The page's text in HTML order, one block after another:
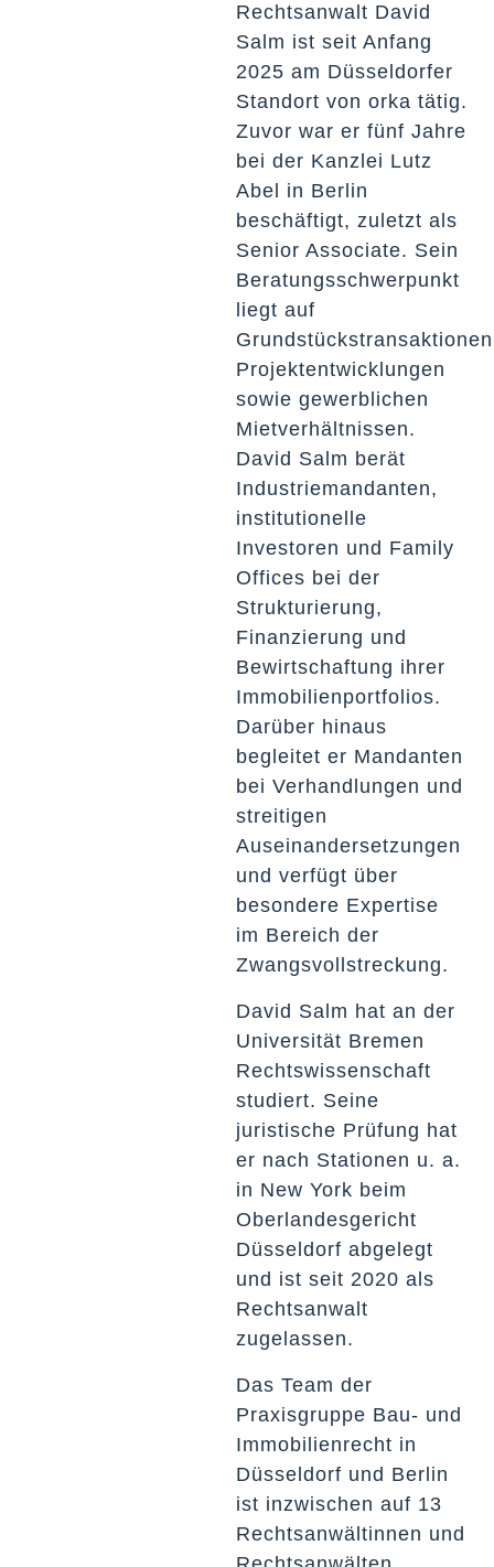
Rechtsanwalt David
Salm ist seit Anfang
2025 am Düsseldorfer
Standort von orka tätig.
Zuvor war er fünf Jahre
bei der Kanzlei Lutz
Abel in Berlin
beschäftigt, zuletzt als
Senior Associate. Sein
Beratungsschwerpunkt
liegt auf
Projektentwicklungen
sowie gewerblichen
Mietverhältnissen.
David Salm berät
Industriemandanten,
institutionelle
Investoren und Family
Offices bei der
Strukturierung,
Finanzierung und
Bewirtschaftung ihrer
Immobilienportfolios.
Darüber hinaus
begleitet er Mandanten
bei Verhandlungen und
streitigen
Auseinandersetzungen
und verfügt über
besondere Expertise
im Bereich der
Zwangsvollstreckung.
David Salm hat an der
Universität Bremen
Rechtswissenschaft
studiert. Seine
juristische Prüfung hat
er nach Stationen u. a.
in New York beim
Oberlandesgericht
Düsseldorf abgelegt
und ist seit 2020 als
Rechtsanwalt
zugelassen.
Das Team der
Praxisgruppe Bau- und
Immobilienrecht in
Düsseldorf und Berlin
ist inzwischen auf 13
Rechtsanwältinnen und